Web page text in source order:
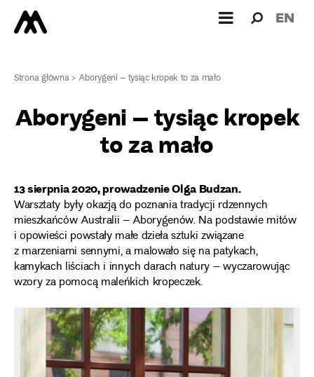
dla: EN
Strona główna>Aborygeni – tysiąc kropek to za mało
Aborygeni – tysiąc kropek
to za mało
13 sierpnia 2020, prowadzenie Olga Budzan.
Warsztaty były okazją do poznania tradycji rdzennych
mieszkańców Australii – Aborygenów. Na podstawie mitów
i opowieści powstały małe dzieła sztuki związane
z marzeniami sennymi, a malowało się na patykach,
kamykach liściach i innych darach natury – wyczarowując
wzory za pomocą maleńkich kropeczek.